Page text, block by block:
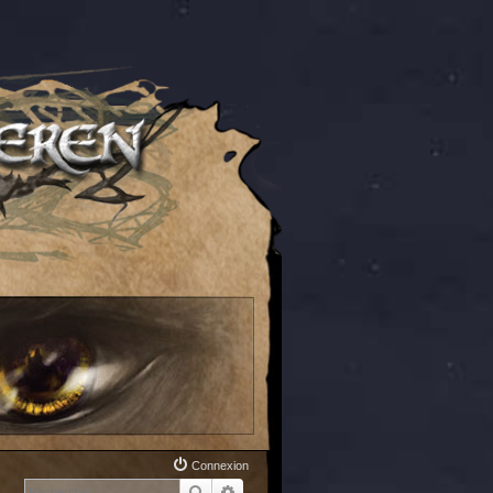
Connexion